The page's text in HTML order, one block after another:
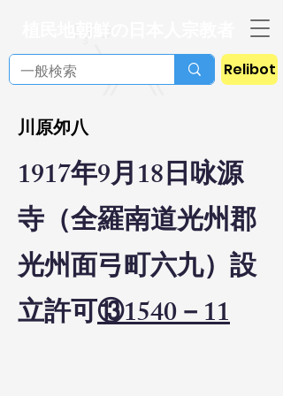
Relibot
川原夘八
1917年9月18日咏源
寺（全羅南道光州郡
光州面弓町六九）設
立許可⑬1540－11